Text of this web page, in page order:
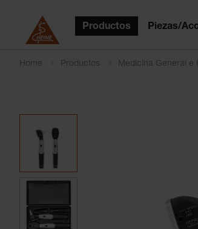
Productos Piezas/
Home Productos Medicina General e